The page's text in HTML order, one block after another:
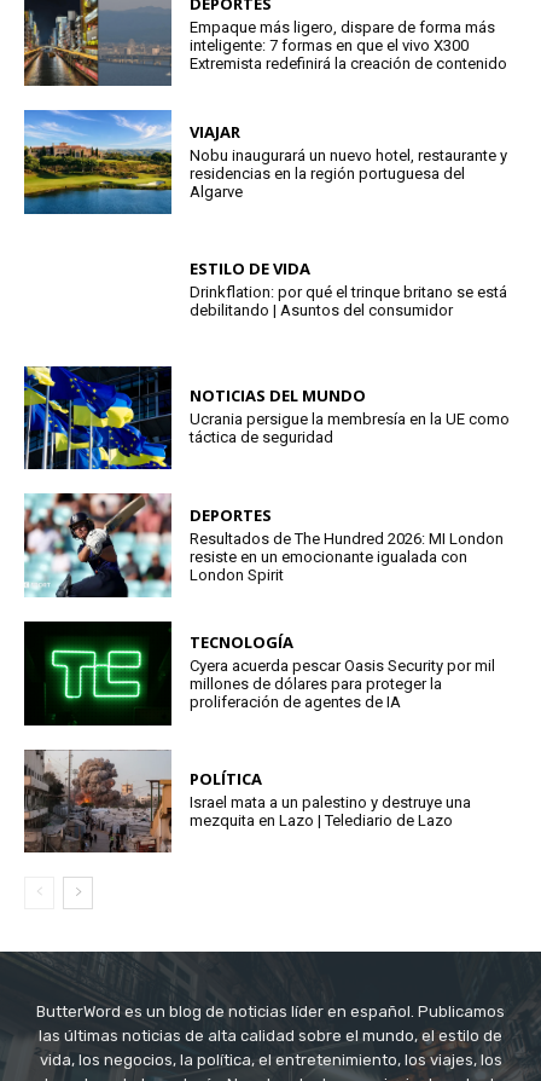
Empaque más ligero, dispare de forma más
inteligente: 7 formas en que el vivo X300
Extremista redefinirá la creación de contenido
VIAJAR
Nobu inaugurará un nuevo hotel, restaurante y
residencias en la región portuguesa del
Algarve
ESTILO DE VIDA
Drinkflation: por qué el trinque britano se está
debilitando | Asuntos del consumidor
NOTICIAS DEL MUNDO
Ucrania persigue la membresía en la UE como
táctica de seguridad
DEPORTES
Resultados de The Hundred 2026: MI London
resiste en un emocionante igualada con
London Spirit
TECNOLOGÍA
Cyera acuerda pescar Oasis Security por mil
millones de dólares para proteger la
proliferación de agentes de IA
POLÍTICA
Israel mata a un palestino y destruye una
mezquita en Lazo | Telediario de Lazo
ButterWord es un blog de noticias líder en español. Publicamos
las últimas noticias de alta calidad sobre el mundo, el estilo de
vida, los negocios, la política, el entretenimiento, los viajes, los